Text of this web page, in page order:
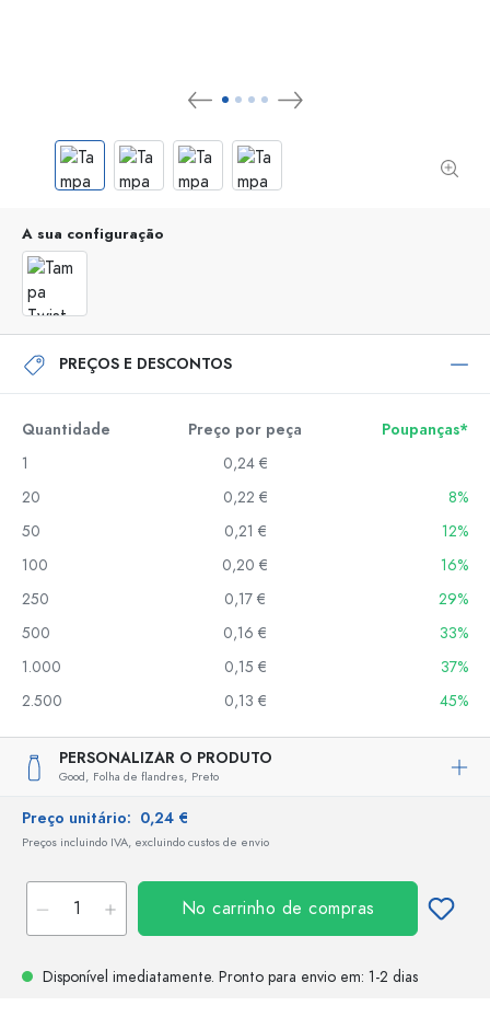
A sua configuração
PREÇOS E DESCONTOS
Quantidade Preço por peça
Poupanças*
1
0,24 €
20
0,22 €
8%
50
0,21 €
12%
100
0,20 €
16%
250
0,17 €
29%
500
0,16 €
33%
1.000
0,15 €
37%
2.500
0,13 € 45%
PERSONALIZAR O PRODUTO
Good, Folha de flandres, Preto
Preço unitário: 0,24 €
Preços incluindo IVA, excluindo custos de envio
No carrinho de compras
Disponível imediatamente. Pronto para envio em: 1-2 dias